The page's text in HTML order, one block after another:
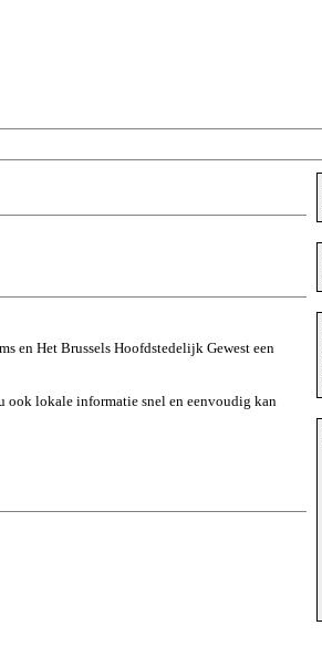
en Het Brussels Hoofdstedelijk Gewest een
ook lokale informatie snel en eenvoudig kan